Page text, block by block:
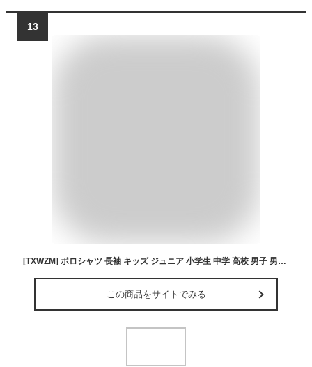
13
[TXWZM] ポロシャツ 長袖 キッズ ジュニア 小学生 中学 高校 男子 男の子用 スクールシャツ 吸汗速乾 制服 通学 ユニセックス 100 105 110 120 130 140 150 160 165 170 175 180 185 190(ブラック,150)
この商品をサイトでみる